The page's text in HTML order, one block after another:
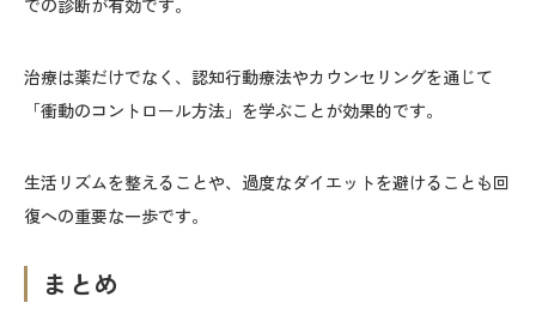
治療は薬だけでなく、認知行動療法やカウンセリングを通じて
「衝動のコントロール方法」を学ぶことが効果的です。
生活リズムを整えることや、過度なダイエットを避けることも回
復への重要な一歩です。
まとめ